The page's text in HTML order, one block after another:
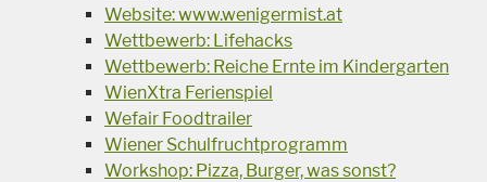
Website: www.wenigermist.at
Wettbewerb: Lifehacks
Wettbewerb: Reiche Ernte im Kindergarten
WienXtra Ferienspiel
Wefair Foodtrailer
Wiener Schulfruchtprogramm
Workshop: Pizza, Burger, was sonst?